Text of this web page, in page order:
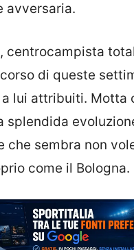
avversaria.
centrocampista
di queste
lui attribuiti. Motta
splendida
che sembra non
come il Bologna.